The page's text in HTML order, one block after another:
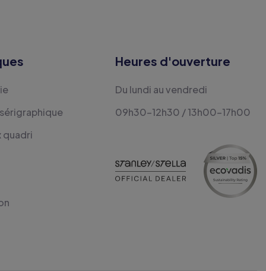
quadri
Heures d'ouverture
Du lundi au vendredi
09h30-12h30 / 13h00-17h00